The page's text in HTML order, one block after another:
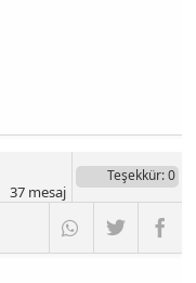
Teşekkür: 0
37mesaj